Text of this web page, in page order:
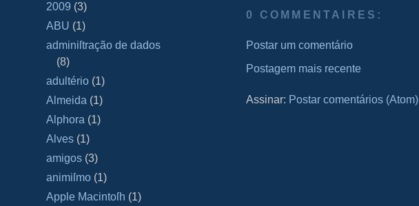
2009 (3)
ABU (1)
adminiſtração de dados
(8)
adultério (1)
Almeida (1)
Alphora (1)
Alves (1)
amigos (3)
animiſmo (1)
Apple Macintoſh (1)
0 COMMENTAIRES:
Postar um comentário
Postagem mais recente
Assinar: Postar comentários (Atom)